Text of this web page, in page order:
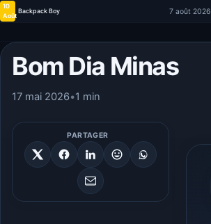
10
Août
Backpack Boy 7 août 2026
Bom Dia Minas
17 mai 2026•1 min
PARTAGER